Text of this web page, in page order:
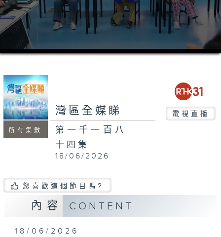
seconds
minutes,
6
seconds
所有集數
灣區全媒睇 電視直播
第一千一百八
十四集
18/06/2026
您喜歡這個節目嗎?
內容 CONTENT
18/06/2026